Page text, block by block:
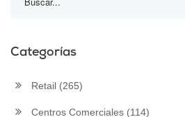
Categorías
Retail (265)
Centros Comerciales (114)